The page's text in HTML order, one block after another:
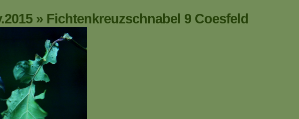
» Fichtenkreuzschnabel 9 Coesfeld